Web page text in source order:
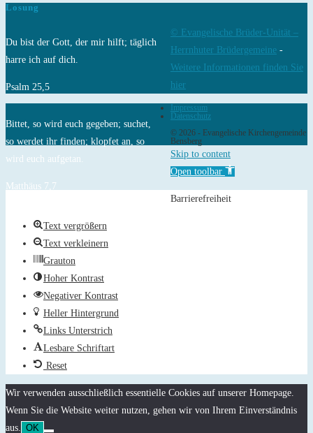
Losung
Du bist der Gott, der mir hilft; täglich
harre ich auf dich.
Psalm 25,5
Bittet, so wird euch gegeben; suchet,
so werdet ihr finden; klopfet an, so
wird euch aufgetan.
Matthäus 7,7
© Evangelische Brüder-Unität –
Herrnhuter Brüdergemeine -
Weitere Informationen finden Sie
hier
Impressum
Datenschutz
© 2026 - Evangelische Kirchengemeinde
Bensberg
Skip to content
Open toolbar
Barrierefreiheit
Text vergrößern
Text verkleinern
Grauton
Hoher Kontrast
Negativer Kontrast
Heller Hintergrund
Links Unterstrich
Lesbare Schriftart
Reset
Wir verwenden ausschließlich essentielle Cookies auf unserer Homepage.
Wenn Sie die Website weiter nutzen, gehen wir von Ihrem Einverständnis
aus.
OK